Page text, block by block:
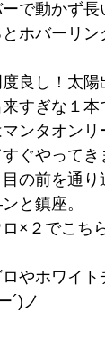
で動かず
ホバーリ
良し！太
すぎな１本
ンタオンリ
ぐやって
の前を通
と鎮座。
×２でこち
やホワイ
´)ノ